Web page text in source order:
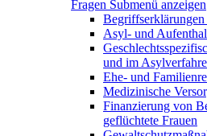
Fragen Submenü anzeigen
Begriffserklärungen
Asyl- und
und im
Ehe- und
Medizinische
Finanzierung von
geflüchtete Frauen